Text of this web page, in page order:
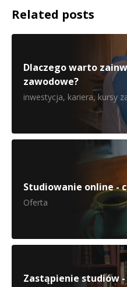
Related posts
Dlaczego warto
zawodowe?
inwestycja, kariera,kursy
Studiowanie online -
Oferta
Zastąpienie studiów